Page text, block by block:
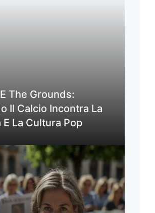
The Grounds:
Il Calcio Incontra La
E La Cultura Pop